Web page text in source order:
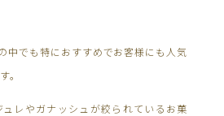
中でも特におすすめでお客様にも人気
。
レやガナッシュが絞られているお菓